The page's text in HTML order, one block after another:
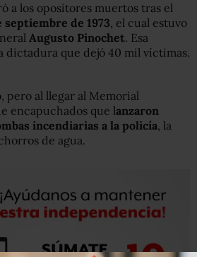
a los opositores muertos tras el
septiembre de 1973, el cual estuvo
Augusto Pinochet. Esa
dictadura que dejó 40 mil víctimas.
pero al llegar al Memorial
encapuchados que lanzaron
incendiarias a la policía, la
de agua.